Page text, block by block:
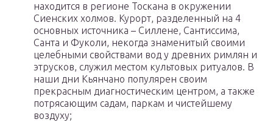
находится в регионе Тоскана в окружении
Сиенских холмов. Курорт, разделенный на 4
основных источника – Силлене, Сантиссима,
Санта и Фуколи, некогда знаменитый своими
целебными свойствами вод у древних римлян и
этрусков, служил местом культовых ритуалов. В
наши дни Кьянчано популярен своим
прекрасным диагностическим центром, а также
потрясающим садам, паркам и чистейшему
воздуху;